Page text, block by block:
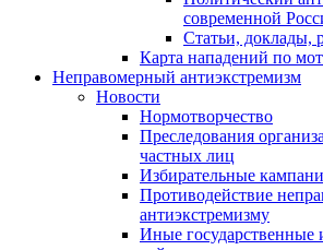
современной
Статьи, доклады,
Карта нападений по
Неправомерный антиэкстремизм
Новости
Нормотворчество
Преследования
частных лиц
Избирательные
Противодействие
антиэкстремизму
Иные государственные